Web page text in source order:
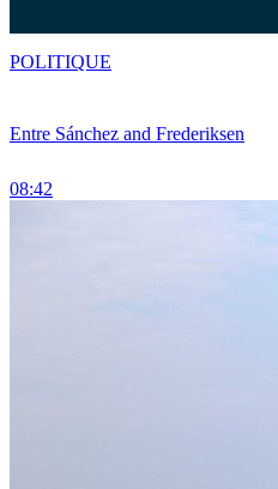
Entre Sánchez and Frederiksen
08:42
POLITIQUE